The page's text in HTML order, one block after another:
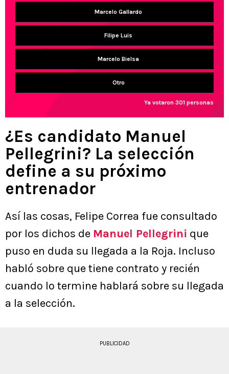
Marcelo Gallardo
Filipe Luis
Marcelo Bielsa
Otro
Ya votaron 301 personas
¿Es candidato Manuel
Pellegrini? La selección
define a su próximo
entrenador
Así las cosas, Felipe Correa fue consultado
por los dichos de Manuel Pellegrini que
puso en duda su llegada a la Roja. Incluso
habló sobre que tiene contrato y recién
cuando lo termine hablará sobre su llegada
a la selección.
PUBLICIDAD